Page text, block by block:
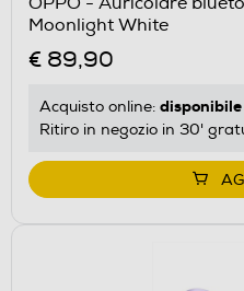
Moonlight White
€ 89,90
Acquisto online: disponibile
Ritiro in negozio in 30'